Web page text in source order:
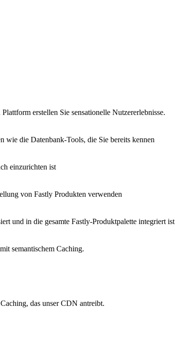
erstellen Sie sensationelle Nutzererlebnisse.
wie die Datenbank-Tools, die Sie bereits kennen
einzurichten ist
von Fastly Produkten verwenden
und in die gesamte Fastly-Produktpalette integriert ist
semantischem Caching.
das unser CDN antreibt.